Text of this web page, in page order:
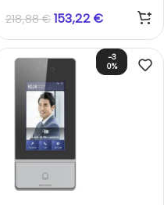
Cámara 2MP IR Botón
Tarjeta Mifare Audio
bidireccional Superficie
‬IP65
218,88€ 153,22 €
-3
0%